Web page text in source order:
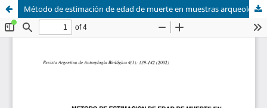
Método de estimación de edad de muerte en muestras arqueológicas. Réplica a Barrientos et al.